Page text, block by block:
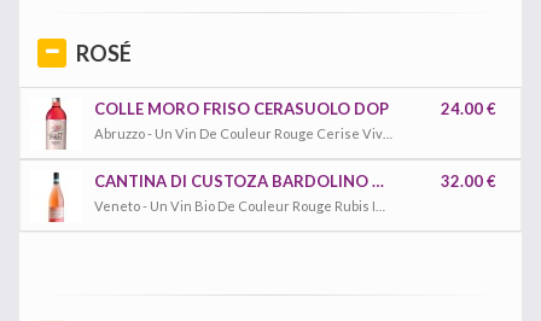
ROSÉ
COLLE MORO FRISO CERASUOLO DOP 24.00 €
CANTINA DI CUSTOZA BARDOLINO BIO DOC 32.00 €